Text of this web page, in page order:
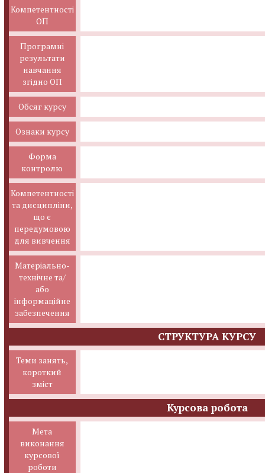
Компетентності
ОП
Програмні
результати
навчання
згідно ОП
Обсяг курсу
Ознаки курсу
Форма
контролю
Компетентності
та дисципліни,
що є
передумовою
для вивчення
Матеріально-
технічне та/
або
інформаційне
забезпечення
СТРУКТУРА КУРСУ
Теми занять,
короткий
зміст
Курсова робота
Мета
виконання
курсової
роботи